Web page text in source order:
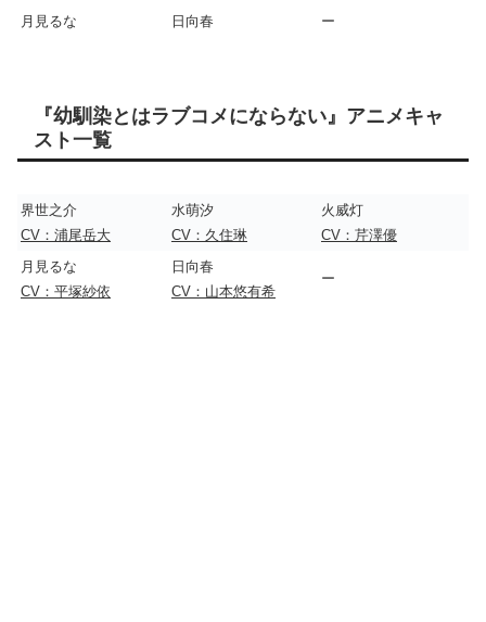
月見るな 日向春 ー
『幼馴染とはラブコメにならない』アニメキャ
スト一覧
界世之介
CV：浦尾岳大
水萌汐
CV：久住琳
火威灯
CV：芹澤優
月見るな
CV：平塚紗依
日向春
CV：山本悠有希
ー